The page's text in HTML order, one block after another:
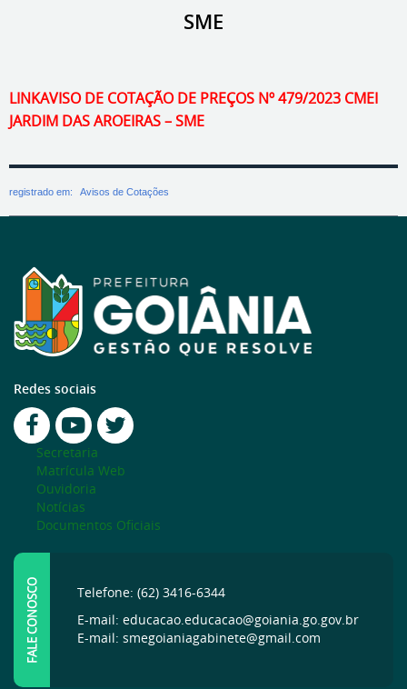
SME
LINKAVISO DE COTAÇÃO DE PREÇOS Nº 479/2023 CMEI
JARDIM DAS AROEIRAS – SME
registrado em: Avisos de Cotações
Redes sociais
Secretaria
Matrícula Web
Ouvidoria
Notícias
Documentos Oficiais
FALE CONOSCO
Telefone: (62) 3416-6344
E-mail: educacao.educacao@goiania.go.gov.br
E-mail: smegoianiagabinete@gmail.com